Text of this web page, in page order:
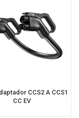
CCS2 A CCS1
CC EV